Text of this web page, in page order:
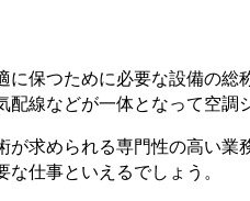
保つために必要な設備の総
線などが一体となって空調
求められる専門性の高い業
仕事といえるでしょう。